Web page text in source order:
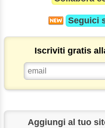
Seguici
Iscriviti gratis
Aggiungi al tuo